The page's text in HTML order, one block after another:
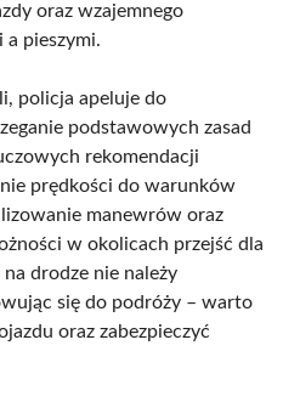
oraz wzajemnego
a pieszymi.
policja apeluje do
podstawowych zasad
rekomendacji
prędkości do warunków
manewrów oraz
w okolicach przejść dla
drodze nie należy
się do podróży – warto
oraz zabezpieczyć